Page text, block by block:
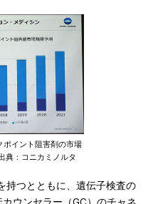
ポイント阻害剤の市場
典：コニカミノルタ
つとともに、遺伝子検査の